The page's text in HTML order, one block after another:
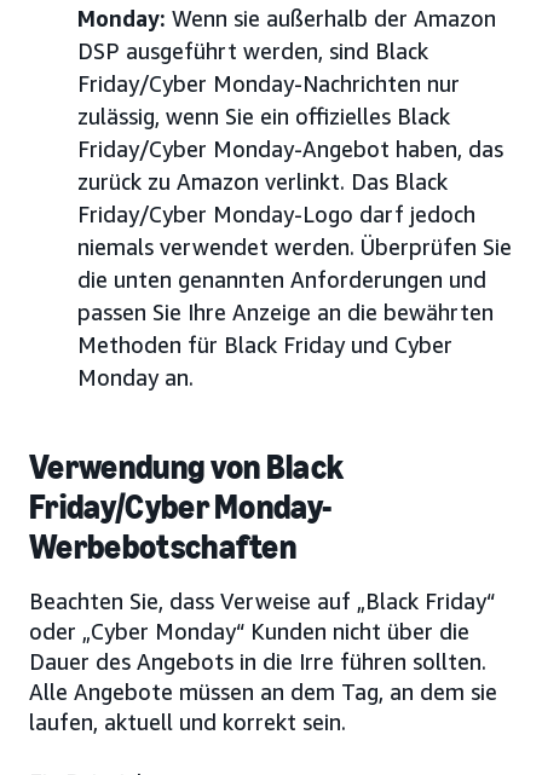
Monday: Wenn sie außerhalb der Amazon
DSP ausgeführt werden, sind Black
Friday/Cyber Monday-Nachrichten nur
zulässig, wenn Sie ein offizielles Black
Friday/Cyber Monday-Angebot haben, das
zurück zu Amazon verlinkt. Das Black
Friday/Cyber Monday-Logo darf jedoch
niemals verwendet werden. Überprüfen Sie
die unten genannten Anforderungen und
passen Sie Ihre Anzeige an die bewährten
Methoden für Black Friday und Cyber
Monday an.
Verwendung von Black
Friday/Cyber Monday-
Werbebotschaften
Beachten Sie, dass Verweise auf „Black Friday“
oder „Cyber Monday“ Kunden nicht über die
Dauer des Angebots in die Irre führen sollten.
Alle Angebote müssen an dem Tag, an dem sie
laufen, aktuell und korrekt sein.